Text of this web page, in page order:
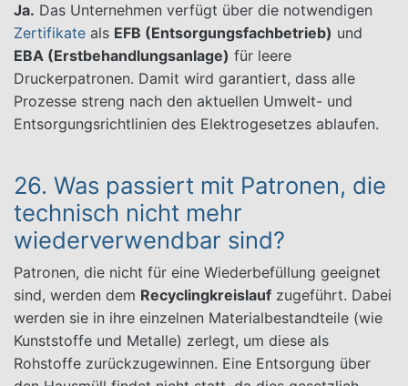
Ja. Das Unternehmen verfügt über die notwendigen
Zertifikate als EFB (Entsorgungsfachbetrieb) und
EBA (Erstbehandlungsanlage) für leere
Druckerpatronen. Damit wird garantiert, dass alle
Prozesse streng nach den aktuellen Umwelt- und
Entsorgungsrichtlinien des Elektrogesetzes ablaufen.
26. Was passiert mit Patronen, die
technisch nicht mehr
wiederverwendbar sind?
Patronen, die nicht für eine Wiederbefüllung geeignet
sind, werden dem Recyclingkreislauf zugeführt. Dabei
werden sie in ihre einzelnen Materialbestandteile (wie
Kunststoffe und Metalle) zerlegt, um diese als
Rohstoffe zurückzugewinnen. Eine Entsorgung über